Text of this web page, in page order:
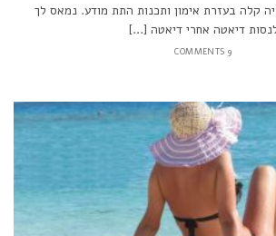
קלה בעזרת אימון ותכנות התת מודע. נמאס לך
דיאטה אחרי דיאטה [...]
9 COMMENTS